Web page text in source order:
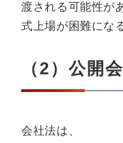
渡される可能性が
式上場が困難にな
（2）公開
会社法は、